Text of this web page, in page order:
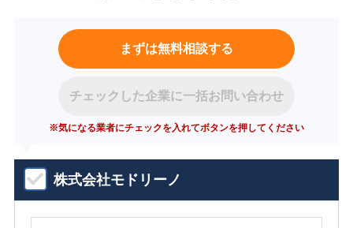
まずは無料相談する
チェックした企業に一括お問い合わせ
※気になる業者にチェックを入れてボタンを押してください
株式会社モドリーノ